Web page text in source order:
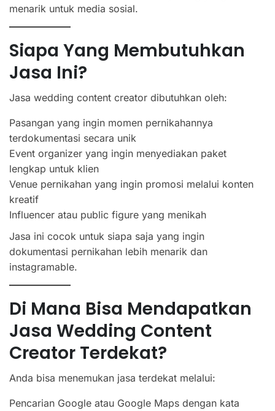
menarik untuk media sosial.
Siapa Yang Membutuhkan
Jasa Ini?
Jasa wedding content creator dibutuhkan oleh:
Pasangan yang ingin momen pernikahannya
terdokumentasi secara unik
Event organizer yang ingin menyediakan paket
lengkap untuk klien
Venue pernikahan yang ingin promosi melalui konten
kreatif
Influencer atau public figure yang menikah
Jasa ini cocok untuk siapa saja yang ingin
dokumentasi pernikahan lebih menarik dan
instagramable.
Di Mana Bisa Mendapatkan
Jasa Wedding Content
Creator Terdekat?
Anda bisa menemukan jasa terdekat melalui:
Pencarian Google atau Google Maps dengan kata